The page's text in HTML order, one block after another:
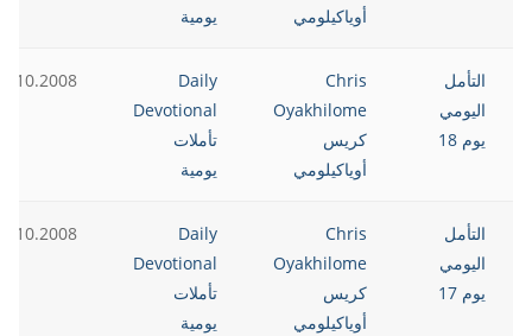
أوياكيلومي
يومية
التأمل
اليومي
يوم 18
Chris
Oyakhilome
كريس
أوياكيلومي
Daily
Devotional
تأملات
يومية
التأمل
اليومي
يوم 17
Chris
Oyakhilome
كريس
أوياكيلومي
Daily
Devotional
تأملات
يومية